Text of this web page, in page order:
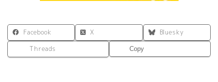
フ
ィ
ロ
Facebook X
Bluesky
Threads
Copy